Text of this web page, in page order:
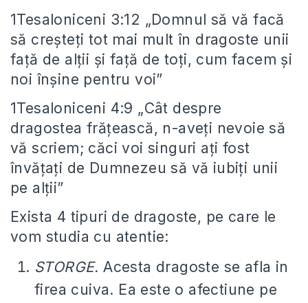
1Tesaloniceni 3:12 „Domnul să vă facă
să creşteţi tot mai mult în dragoste unii
faţă de alţii şi faţă de toţi, cum facem şi
noi înşine pentru voi”
1Tesaloniceni 4:9 „Cât despre
dragostea frăţească, n-aveţi nevoie să
vă scriem; căci voi singuri aţi fost
învăţaţi de Dumnezeu să vă iubiţi unii
pe alţii”
Exista 4 tipuri de dragoste, pe care le
vom studia cu atentie:
STORGE.Acesta dragoste se afla in
firea cuiva. Ea este o afectiune pe